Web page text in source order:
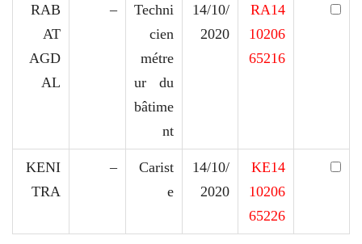
RA14
10206
65216
14/10/
2020
Techni
cien
métre
ur du
bâtime
nt
–
RAB
AT
AGD
AL
KE14
10206
65226
14/10/
2020
Carist
e
–
KENI
TRA